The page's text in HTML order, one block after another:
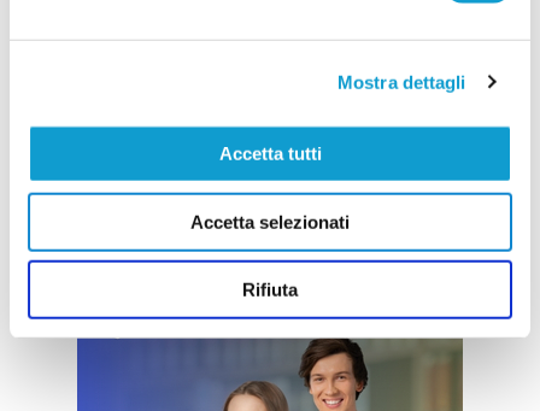
Mostra dettagli
Accetta tutti
Accetta selezionati
Rifiuta